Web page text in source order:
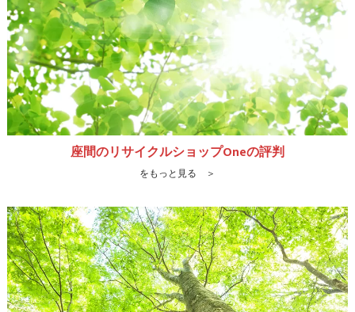
座間のリサイクルショップOneの評判
をもっと見る ＞